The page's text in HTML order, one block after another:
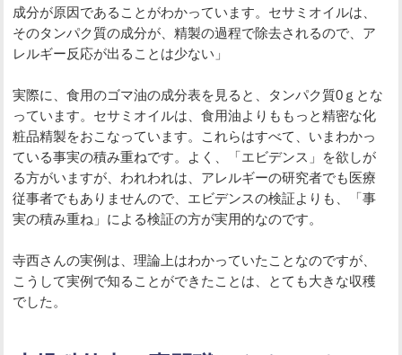
成分が原因であることがわかっています。セサミオイルは、
そのタンパク質の成分が、精製の過程で除去されるので、ア
レルギー反応が出ることは少ない」
実際に、食用のゴマ油の成分表を見ると、タンパク質0ｇとな
っています。セサミオイルは、食用油よりももっと精密な化
粧品精製をおこなっています。これらはすべて、いまわかっ
ている事実の積み重ねです。よく、「エビデンス」を欲しが
る方がいますが、われわれは、アレルギーの研究者でも医療
従事者でもありませんので、エビデンスの検証よりも、「事
実の積み重ね」による検証の方が実用的なのです。
寺西さんの実例は、理論上はわかっていたことなのですが、
こうして実例で知ることができたことは、とても大きな収穫
でした。